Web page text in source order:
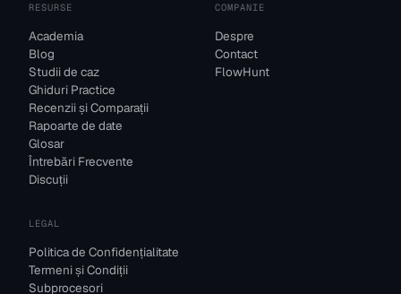
RESURSE
Academia
Blog
Studii de caz
Ghiduri Practice
Recenzii și Comparații
Rapoarte de date
Glosar
Întrebări Frecvente
Discuții
COMPANIE
Despre
Contact
FlowHunt
LEGAL
Politica de Confidențialitate
Termeni și Condiții
Subprocesori